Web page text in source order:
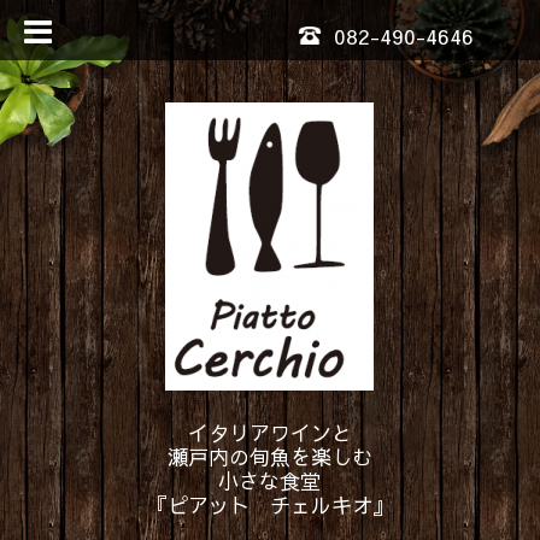
082-490-4646
イタリアワインと
瀬戸内の旬魚を楽しむ
小さな食堂
『ピアット チェルキオ』